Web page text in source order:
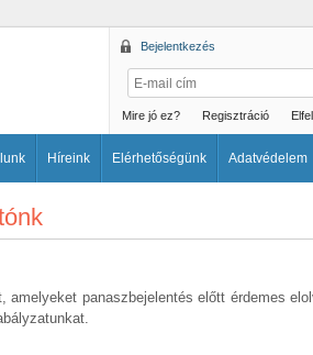
Bejelentkezés
Mire jó ez? Regisztráció
Híreink Elérhetőségünk Adatvédelem
amelyeket panaszbejelentés előtt érdemes